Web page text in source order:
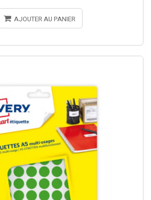
AJOUTER AU PANIER